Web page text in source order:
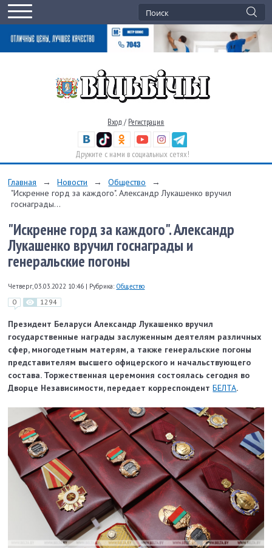
Вход / Регистрация
Дружите с нами в социальных сетях!
Главная → Новости → Общество
→
"Искренне горд за каждого". Александр Лукашенко вручил
госнаграды...
"Искренне горд за каждого". Александр
Лукашенко вручил госнаграды и
генеральские погоны
Четверг, 03.03.2022 10:46 | Рубрика: Общество
0 1294
Президент Беларуси Александр Лукашенко вручил
государственные награды заслуженным деятелям различных
сфер, многодетным матерям, а также генеральские погоны
представителям высшего офицерского и начальствующего
состава. Торжественная церемония состоялась сегодня во
Дворце Независимости, передает корреспондентБЕЛТА.